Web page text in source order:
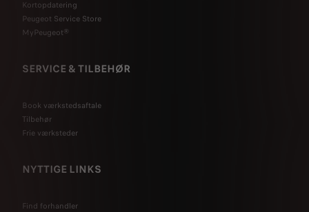
Kortopdatering
Peugeot Service Store
MyPeugeot®
SERVICE & TILBEHØR
Book værkstedsaftale
Tilbehør
Frie værksteder
NYTTIGE LINKS
Find forhandler